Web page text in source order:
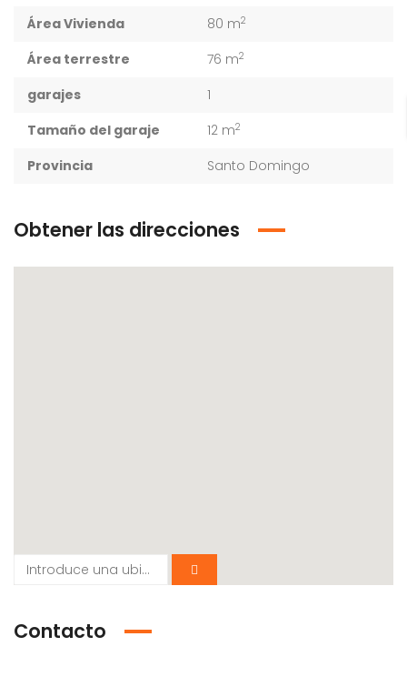
Área Vivienda 80 m2
Área terrestre 76 m2
garajes
1
Tamaño del garaje
12 m2
Provincia Santo Domingo
Obtener las direcciones
Contacto